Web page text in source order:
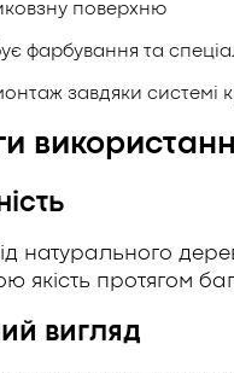
поверхню
фарбування та
завдяки системі
натурального
якість протягом
вигляд